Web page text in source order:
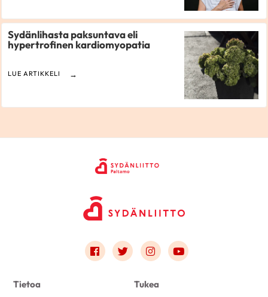
Sydänlihasta paksuntava eli
hypertrofinen kardiomyopatia
LUE ARTIKKELI
Link to facebook
Link to twitter
Link to instagram
Link to youtube
Tietoa Tukea